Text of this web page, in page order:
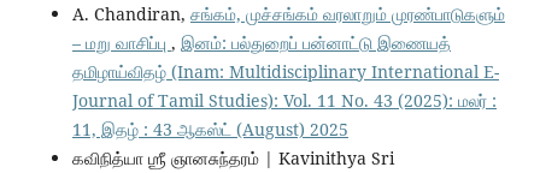
A. Chandiran, சங்கம், முச்சங்கம் வரலாறும் முரண்பாடுகளும்
– மறு வாசிப்பு , இனம்: பல்துறைப் பன்னாட்டு இணையத்
தமிழாய்விதழ் (Inam: Multidisciplinary International E-
Journal of Tamil Studies): Vol. 11 No. 43 (2025): மலர் :
11, இதழ் : 43 ஆகஸ்ட் (August) 2025
கவிநித்யா ஶ்ரீ ஞானசுந்தரம் | Kavinithya Sri